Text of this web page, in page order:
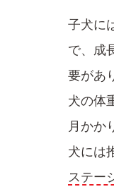
子犬​に
で、成
要があ
犬の体
月かか
犬​には
ステー